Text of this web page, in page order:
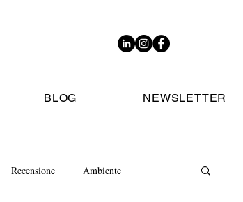
BLOG NEWSLETTER
Recensione Ambiente